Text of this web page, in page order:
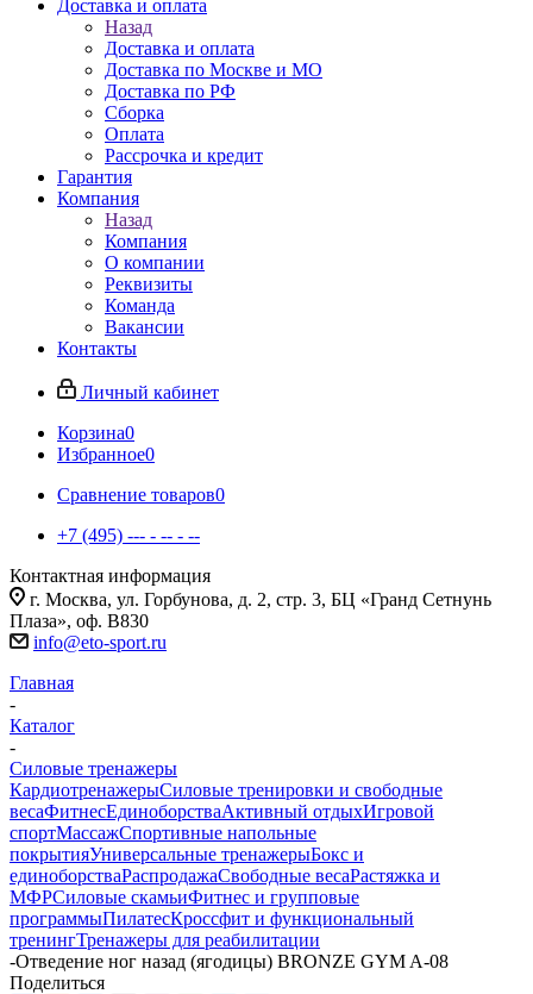
Доставка и оплата
Назад
Доставка и оплата
Доставка по Москве и МО
Доставка по РФ
Сборка
Оплата
Рассрочка и кредит
Гарантия
Компания
Назад
Компания
О компании
Реквизиты
Команда
Вакансии
Контакты
Личный кабинет
Корзина0
Избранное0
Сравнение товаров0
+7 (495) --- - -- - --
Контактная информация
г. Москва, ул. Горбунова, д. 2, стр. 3, БЦ «Гранд Сетнунь
Плаза», оф. В830
info@eto-sport.ru
Главная
-
Каталог
-
Силовые тренажеры
КардиотренажерыСиловые тренировки и свободные
весаФитнесЕдиноборстваАктивный отдыхИгровой
спортМассажСпортивные напольные
покрытияУниверсальные тренажерыБокс и
единоборстваРаспродажаСвободные весаРастяжка и
МФРСиловые скамьиФитнес и групповые
программыПилатесКроссфит и функциональный
тренингТренажеры для реабилитации
-Отведение ног назад (ягодицы) BRONZE GYM A-08
Поделиться